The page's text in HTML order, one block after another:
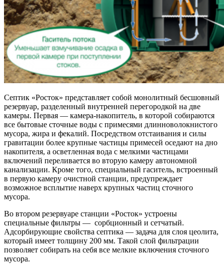
Септик «Росток» представляет собой монолитный бесшовный
резервуар, разделенный внутренней перегородкой на две
камеры. Первая — камера-накопитель, в которой собираются
все бытовые сточные воды с примесями длинноволокнистого
мусора, жира и фекалий. Посредством отстаивания и силы
гравитации более крупные частицы примесей оседают на дно
накопителя, а осветленная вода с мелкими частицами
включений переливается во вторую камеру автономной
канализации. Кроме того, специальный гаситель, встроенный
в первую камеру очистной станции, предупреждает
возможное всплытие наверх крупных частиц сточного
мусора.
Во втором резервуаре станции «Росток» устроены
специальные фильтры — сорбционный и сетчатый.
Адсорбирующие свойства септика — задача для слоя цеолита,
который имеет толщину 200 мм. Такой слой фильтрации
позволяет собирать на себя все мелкие включения сточного
мусора.